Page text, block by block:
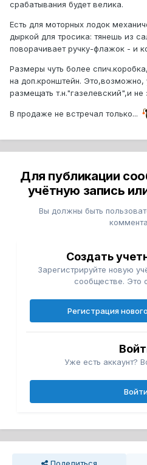
срабатывания будет велика.
Есть для моторных лодок
дыркой для тросика: тянешь из
поворачивает ручку-флажок - и
Размеры чуть более
на доп.кронштейн.
размещать т.н."газелевский",и
В продаже не встречал только...
Для публикации
учётную запись
Вы должны быть
Создать
Зарегистрируйте новую
сообществе. Это
Регистрация
Уже есть аккаунт?